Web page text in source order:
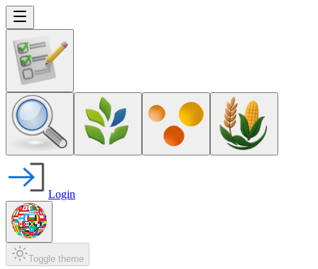
Login
Toggle theme